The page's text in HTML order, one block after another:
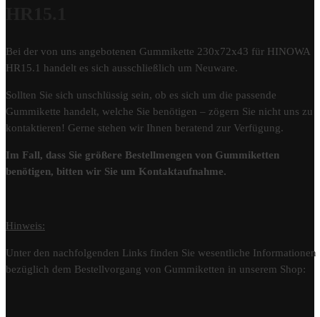
Bei der von uns angebotenen Gummikette 230x72x43 für HINOWA
HR15.1 handelt es sich ausschließlich um Neuware.
Sollten Sie sich unschlüssig sein, ob es sich um die passende
Gummikette handelt, welche Sie benötigen – zögern Sie nicht uns zu
kontaktieren! Gerne stehen wir Ihnen beratend zur Verfügung.
Im Fall, dass Sie größere Bestellmengen von Gummiketten
benötigen, bitten wir Sie um Kontaktaufnahme.
Hinweis:
Unter den nachfolgenden Links finden Sie wesentliche Informationen
bezüglich dem Bestellvorgang von Gummiketten in unserem Shop: